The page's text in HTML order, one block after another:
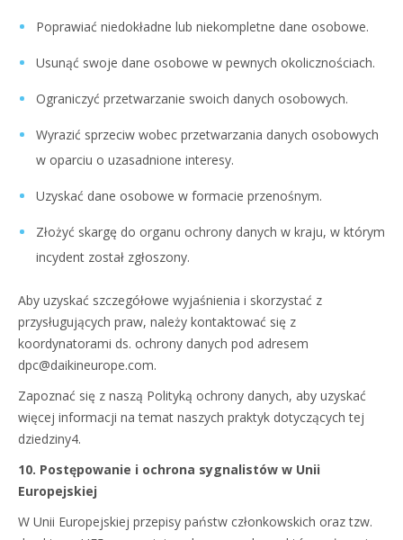
Poprawiać niedokładne lub niekompletne dane osobowe.
Usunąć swoje dane osobowe w pewnych okolicznościach.
Ograniczyć przetwarzanie swoich danych osobowych.
Wyrazić sprzeciw wobec przetwarzania danych osobowych
w oparciu o uzasadnione interesy.
Uzyskać dane osobowe w formacie przenośnym.
Złożyć skargę do organu ochrony danych w kraju, w którym
incydent został zgłoszony.
Aby uzyskać szczegółowe wyjaśnienia i skorzystać z
przysługujących praw, należy kontaktować się z
koordynatorami ds. ochrony danych pod adresem
dpc@daikineurope.com.
Zapoznać się z naszą Polityką ochrony danych, aby uzyskać
więcej informacji na temat naszych praktyk dotyczących tej
dziedziny4.
10. Postępowanie i ochrona sygnalistów w Unii
Europejskiej
W Unii Europejskiej przepisy państw członkowskich oraz tzw.